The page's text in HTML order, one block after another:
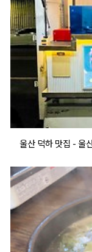
울산 덕하 맛집 - 울